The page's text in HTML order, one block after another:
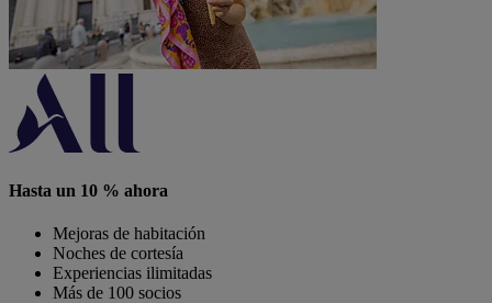
Hasta un 10 % ahora
Mejoras de habitación
Noches de cortesía
Experiencias ilimitadas
Más de 100 socios